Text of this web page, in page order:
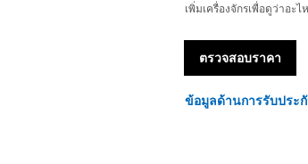
เพิ่มเครื่องจักรเพื่อดูว่าอ
ตรวจสอบราคา
ข้อมูลด้านการรับประ